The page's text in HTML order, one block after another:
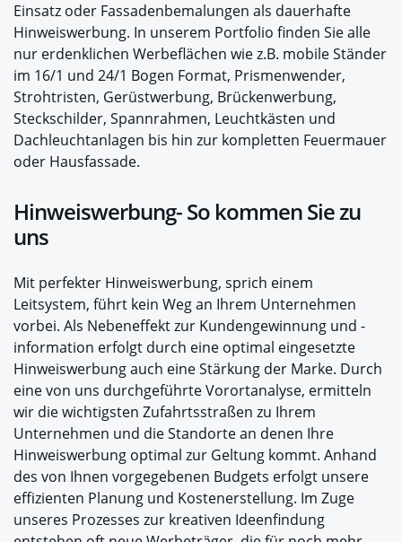
Einsatz oder Fassadenbemalungen als dauerhafte
Hinweiswerbung. In unserem Portfolio finden Sie alle
nur erdenklichen Werbeflächen wie z.B. mobile Ständer
im 16/1 und 24/1 Bogen Format, Prismenwender,
Strohtristen, Gerüstwerbung, Brückenwerbung,
Steckschilder, Spannrahmen, Leuchtkästen und
Dachleuchtanlagen bis hin zur kompletten Feuermauer
oder Hausfassade.
Hinweiswerbung- So kommen Sie zu
uns
Mit perfekter Hinweiswerbung, sprich einem
Leitsystem, führt kein Weg an Ihrem Unternehmen
vorbei. Als Nebeneffekt zur Kundengewinnung und -
information erfolgt durch eine optimal eingesetzte
Hinweiswerbung auch eine Stärkung der Marke. Durch
eine von uns durchgeführte Vorortanalyse, ermitteln
wir die wichtigsten Zufahrtsstraßen zu Ihrem
Unternehmen und die Standorte an denen Ihre
Hinweiswerbung optimal zur Geltung kommt. Anhand
des von Ihnen vorgegebenen Budgets erfolgt unsere
effizienten Planung und Kostenerstellung. Im Zuge
unseres Prozesses zur kreativen Ideenfindung